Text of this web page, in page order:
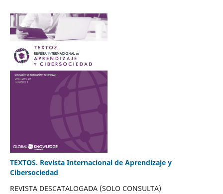
TEXTOS. Revista Internacional de Aprendizaje y
Cibersociedad
REVISTA DESCATALOGADA (SOLO CONSULTA)